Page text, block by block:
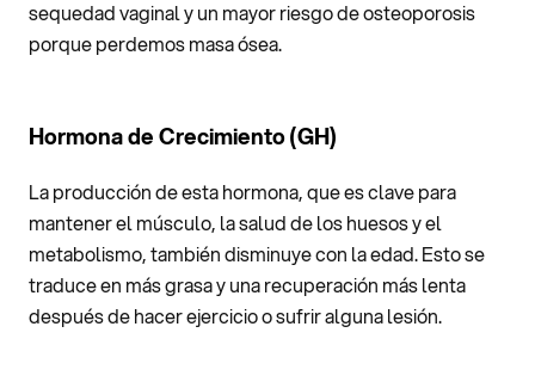
sequedad vaginal y un mayor riesgo de osteoporosis
porque perdemos masa ósea.
Hormona de Crecimiento (GH)
La producción de esta hormona, que es clave para
mantener el músculo, la salud de los huesos y el
metabolismo, también disminuye con la edad. Esto se
traduce en más grasa y una recuperación más lenta
después de hacer ejercicio o sufrir alguna lesión.